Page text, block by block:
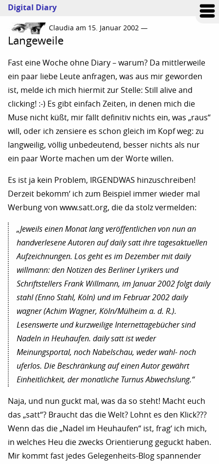
Digital Diary
Claudia am 15. Januar 2002 —
Langeweile
Fast eine Woche ohne Diary – warum? Da mittlerweile
ein paar liebe Leute anfragen, was aus mir geworden
ist, melde ich mich hiermit zur Stelle: Still alive and
clicking! :-) Es gibt einfach Zeiten, in denen mich die
Muse nicht küßt, mir fällt definitiv nichts ein, was „raus“
will, oder ich zensiere es schon gleich im Kopf weg: zu
langweilig, völlig unbedeutend, besser nichts als nur
ein paar Worte machen um der Worte willen.
Es ist ja kein Problem, IRGENDWAS hinzuschreiben!
Derzeit bekomm‘ ich zum Beispiel immer wieder mal
Werbung von www.satt.org, die da stolz vermelden:
„Jeweils einen Monat lang veröffentlichen von nun an
handverlesene Autoren auf daily satt ihre tagesaktuellen
Aufzeichnungen. Los geht es im Dezember mit daily
willmann: den Notizen des Berliner Lyrikers und
Schriftstellers Frank Willmann, im Januar 2002 folgt daily
stahl (Enno Stahl, Köln) und im Februar 2002 daily
wagner (Achim Wagner, Köln/Mülheim a. d. R.).
Lesenswerte und kurzweilige Internettagebücher sind
Nadeln in Heuhaufen. daily satt ist weder
Meinungsportal, noch Nabelschau, weder wahl- noch
uferlos. Die Beschränkung auf einen Autor gewährt
Einheitlichkeit, der monatliche Turnus Abwechslung.“
Naja, und nun guckt mal, was da so steht! Macht euch
das „satt“? Braucht das die Welt? Lohnt es den Klick???
Wenn das die „Nadel im Heuhaufen“ ist, frag‘ ich mich,
in welches Heu die zwecks Orientierung geguckt haben.
Mir kommt fast jedes Gelegenheits-Blog spannender